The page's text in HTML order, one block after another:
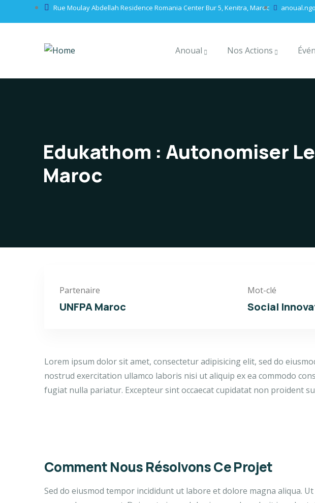
Rue Moulay Abdellah Residence Romania Center Bur 5, Kenitra, Maroc
Anoual Nos Actions
Edukathom : Autonomiser
Maroc
Partenaire
UNFPA Maroc
Mot-clé
Social
Lorem ipsum dolor sit amet, consectetur adipisicing elit, sed do
nostrud exercitation ullamco laboris nisi ut aliquip ex ea commodo
fugiat nulla pariatur. Excepteur sint occaecat cupidatat non proident
Comment Nous Résolvons Ce Projet
Sed do eiusmod tempor incididunt ut labore et dolore magna aliqua.